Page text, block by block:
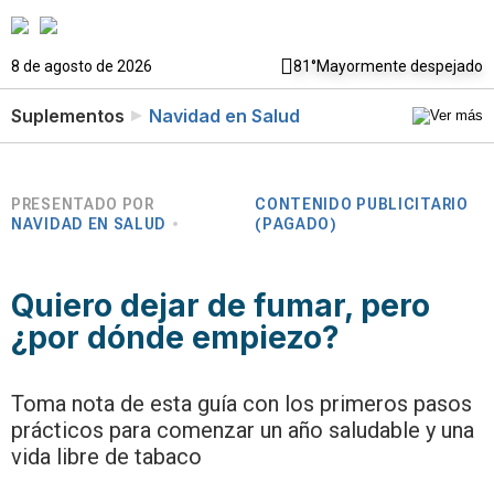
8 de agosto de 2026 81°Mayormente despejado
Suplementos Navidad en Salud
PRESENTADO POR
NAVIDAD EN SALUD
CONTENIDO PUBLICITARIO
(PAGADO)
Quiero dejar de fumar, pero
¿por dónde empiezo?
Toma nota de esta guía con los primeros pasos
prácticos para comenzar un año saludable y una
vida libre de tabaco